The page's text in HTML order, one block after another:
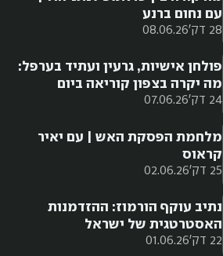
28 דק' 08.06.26
עם נחום ברנע
24 דק' 07.06.26
פולחן אישיות, גרעין ועתיד בערפל:
מה יקרה בצפון קוריאה ביום
שאחרי קים?
25 דק' 02.06.26
מלחמת הפסקת האש | עם יאיר
קראוס
22 דק' 01.06.26
נתיב עוקף הורמוז: ההזדמנות
האסטרטגית של ישראל